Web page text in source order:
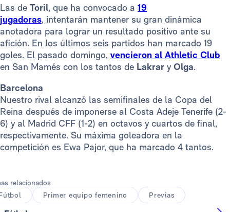
Las de Toril, que ha convocado a 19
jugadoras, intentarán mantener su gran dinámica
anotadora para lograr un resultado positivo ante su
afición. En los últimos seis partidos han marcado 19
goles. El pasado domingo, vencieron al Athletic Club
en San Mamés con los tantos de Lakrar yOlga.
Barcelona
Nuestro rival alcanzó las semifinales de la Copa del
Reina después de imponerse al Costa Adeje Tenerife (2-
6) y al Madrid CFF (1-2) en octavos y cuartos de final,
respectivamente. Su máxima goleadora en la
competición es Ewa Pajor, que ha marcado 4 tantos.
relacionados
Primer equipo femenino Previas